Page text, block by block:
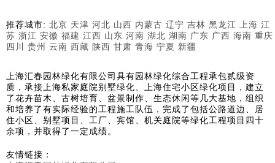
推荐城市: 北京 天津 河北 山西 内蒙古 辽宁 吉林 黑龙江 上海 江
苏 浙江 安徽 福建 江西 山东 河南 湖北 湖南 广东 广西 海南 重庆
四川
贵州 云南 西藏 陕西 甘肃 青海 宁夏 新疆
上海汇春园林绿化有限公司具有园林绿化综合工程承包贰级资
质，承接上海私家庭院别墅绿化、上海住宅小区绿化项目，建立
了花卉苗木、古树培育、盆景制作、生态休闲等几大基地，组织
和培养了有实际经验的工程施工队伍，完成了包括公路道边、居
住小区、别墅项目、工厂、宾馆、机关庭院等绿化工程项目四十
余项，并取得了一定成绩。
友情链接：